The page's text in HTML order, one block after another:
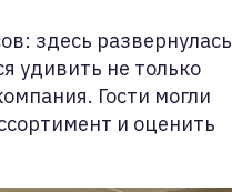
здесь развернулась
удивить не только
Гости могли
и оценить